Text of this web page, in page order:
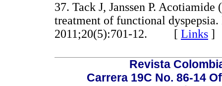
37. Tack J, Janssen P.
treatment of functional
2011;20(5):701-12. [ Links ]
Revista
Carrera 19C No. 86-14